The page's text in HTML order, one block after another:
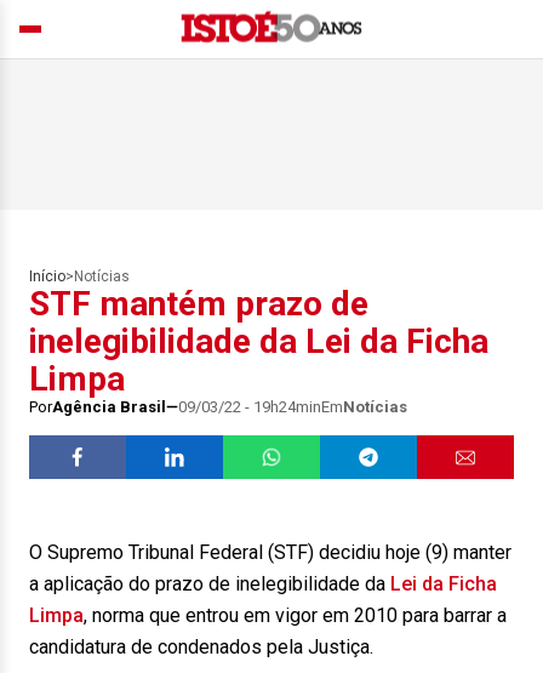
Início> Notícias
STF mantém prazo de
inelegibilidade da Lei da Ficha
Limpa
PorAgência Brasil 09/03/22 - 19h24minEmNotícias
O Supremo Tribunal Federal (STF) decidiu hoje (9) manter
a aplicação do prazo de inelegibilidade da Lei da Ficha
Limpa, norma que entrou em vigor em 2010 para barrar a
candidatura de condenados pela Justiça.